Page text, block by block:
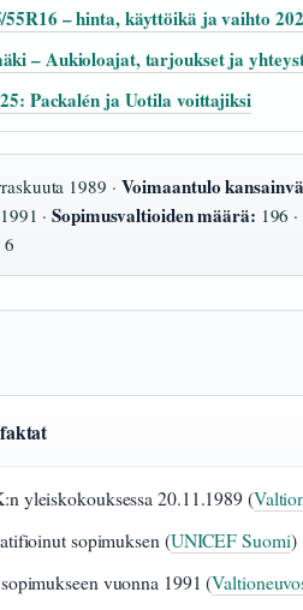
55R16 – hinta, käyttöikä ja vaihto
– Aukioloajat, tarjoukset ja
Packalén ja Uotila voittajiksi
1989 · Voimaantulo
1991 ·Sopimusvaltioiden määrä: 196 ·
6
yleiskokouksessa 20.11.1989 (
sopimuksen (UNICEF Suomi)
vuonna 1991 (